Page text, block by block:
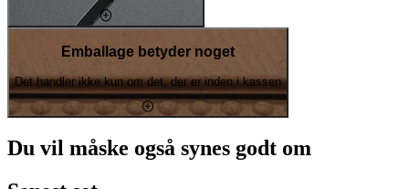
Emballage betyder noget
Det handler ikke kun om det, der er inden i kassen
Du vil måske også synes godt om